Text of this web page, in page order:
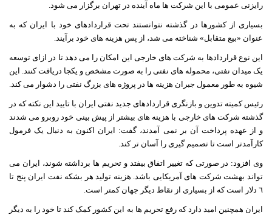
رایزنی عمومی با این شرکت ها ماه آینده در تهران برگزار می شود.
بسیاری از کشورها در گذشته نتوانستند تحت قراردادهای خود با ایران که به
عنوان «بیع متقابل» شناخته می شد، از پس هزینه های خود برآیند.
این نوع قراردادها به شرکت های خارجی این امکان را می دهد تا در ازای توسعه
یک میدان نفتی، محموله های نفتی را به صورت مشخص و یکجا دریافت کنند. این
شیوه به طور معمول جبران هزینه ها در پروژه های بزرگ نفتی را دشوار می کند.
رئیس کمیته تدوین و بازنگری قراردادهای جدید نفتی ایران با تایید این نکته که در
گذشته شرکت های خارجی با هزینه های بیشتر از پیش بینی خود روبرو می شدند
و از عهده پرداخت آن بر نمی آمدند، گفت: ایران اکنون به دنبال یک فرمول
کارآمدتر است تا تصمیم گیری را آسان تر کند.
وی افزود: در صورتی که تغییر اتفاق بیفتد و تحریم ها برداشته شوند، ایران می
تواند بهشت شرکت های آمریکایی باشد. هزینه تولید هر بشکه نفت ایران پنج تا
٦ دلار است که از بسیاری از نقاط دیگر جهان کمتر است.
ایران همچنین امید دارد که رفع تحریم ها به این کشور کمک کند تا خود را به دیگر